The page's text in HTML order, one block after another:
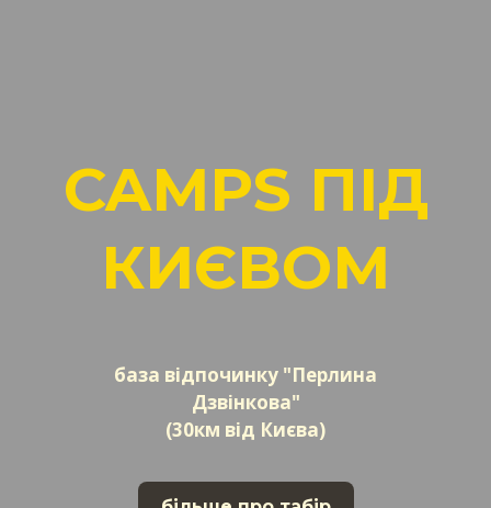
CAMPS ПІД
КИЄВОМ
база відпочинку "Перлина
Дзвінкова"
(30км від Києва)